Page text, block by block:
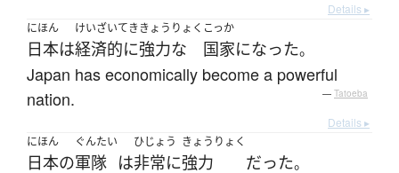
Details ▸
にほん
日本は
けいざいてき
経済的に
きょうりょく
強力な
こっか
国家になった。
Japan has economically become a powerful
nation.
— Tatoeba
Details ▸
にほん
日本の
ぐんたい
軍隊 は
ひじょう
非常に
きょうりょく
強力 だった。